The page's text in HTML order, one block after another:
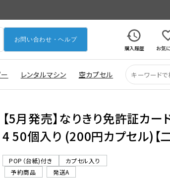
お問い合わせ・ヘルプ
購入履歴
お気
レンタルマシン 空カプセル
【5月発売】なりきり免許証カー
4 50個入り (200円カプセル)【
POP（台紙)付き
カプセル入り
予約商品
発送A